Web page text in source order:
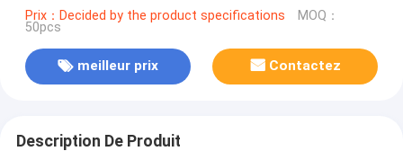
d'habillement
Prix：Decided by the product specifications MOQ：
50pcs
meilleur prix Contactez
Description De Produit